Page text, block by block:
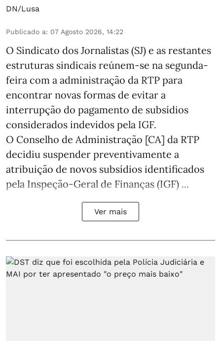
DN/Lusa
Publicado a: 07 Agosto 2026, 14:22
O Sindicato dos Jornalistas (SJ) e as restantes
estruturas sindicais reúnem-se na segunda-
feira com a administração da RTP para
encontrar novas formas de evitar a
interrupção do pagamento de subsídios
considerados indevidos pela IGF.
O Conselho de Administração [CA] da RTP
decidiu suspender preventivamente a
atribuição de novos subsídios identificados
pela Inspeção-Geral de Finanças (IGF) ...
Ver mais